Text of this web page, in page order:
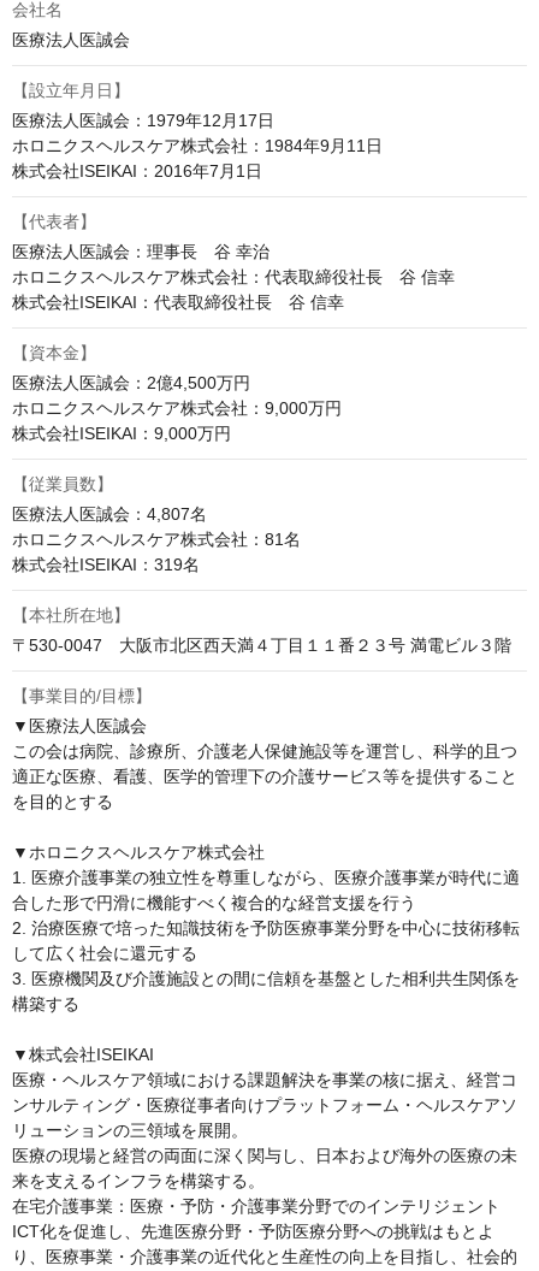
会社名
医療法人医誠会
【設立年月日】
医療法人医誠会：1979年12月17日
ホロニクスヘルスケア株式会社：1984年9月11日
株式会社ISEIKAI：2016年7月1日
【代表者】
医療法人医誠会：理事長　谷 幸治
ホロニクスヘルスケア株式会社：代表取締役社長　谷 信幸
株式会社ISEIKAI：代表取締役社長　谷 信幸
【資本金】
医療法人医誠会：2億4,500万円
ホロニクスヘルスケア株式会社：9,000万円
株式会社ISEIKAI：9,000万円
【従業員数】
医療法人医誠会：4,807名
ホロニクスヘルスケア株式会社：81名
株式会社ISEIKAI：319名
【本社所在地】
〒530-0047　大阪市北区西天満４丁目１１番２３号 満電ビル３階
【事業目的/目標】
▼医療法人医誠会
この会は病院、診療所、介護老人保健施設等を運営し、科学的且つ
適正な医療、看護、医学的管理下の介護サービス等を提供すること
を目的とする
▼ホロニクスヘルスケア株式会社
1. 医療介護事業の独立性を尊重しながら、医療介護事業が時代に適
合した形で円滑に機能すべく複合的な経営支援を行う
2. 治療医療で培った知識技術を予防医療事業分野を中心に技術移転
して広く社会に還元する
3. 医療機関及び介護施設との間に信頼を基盤とした相利共生関係を
構築する
▼株式会社ISEIKAI
医療・ヘルスケア領域における課題解決を事業の核に据え、経営コ
ンサルティング・医療従事者向けプラットフォーム・ヘルスケアソ
リューションの三領域を展開。
医療の現場と経営の両面に深く関与し、日本および海外の医療の未
来を支えるインフラを構築する。
在宅介護事業：医療・予防・介護事業分野でのインテリジェント
ICT化を促進し、先進医療分野・予防医療分野への挑戦はもとよ
り、医療事業・介護事業の近代化と生産性の向上を目指し、社会的